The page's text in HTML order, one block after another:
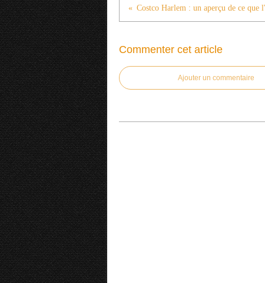
Commenter cet article
Ajouter un commentaire